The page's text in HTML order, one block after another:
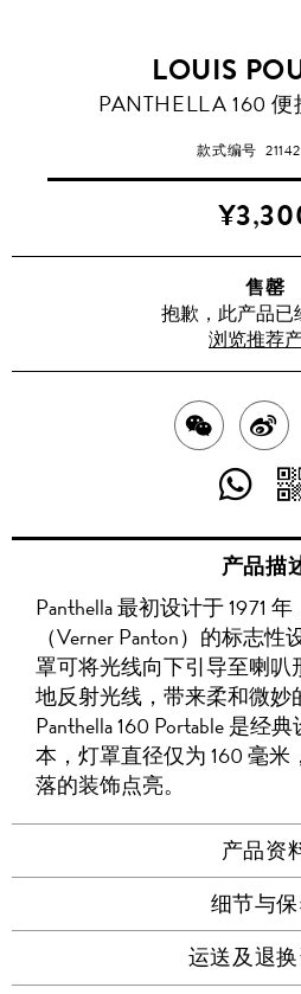
LOUIS
PANTHELLA 160
款式编号
售罄
抱歉，此产品已
浏览推荐
分
享
分
享
分
享
至
产品描
Panthella 最初设计于 1971
（Verner Panton）的标志
罩可将光线向下引导至喇叭
地反射光线，带来柔和微妙
Panthella 160 Portable 是经
本，灯罩直径仅为 160 毫米
落的装饰点亮。
产品资
细节与
运送及退